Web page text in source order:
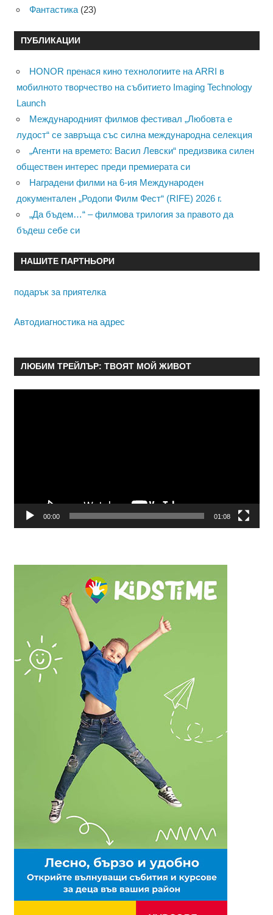
Фантастика (23)
ПУБЛИКАЦИИ
HONOR пренася кино технологиите на ARRI в
мобилното творчество на събитието Imaging Technology
Launch
Международният филмов фестивал „Любовта е
лудост“ се завръща със силна международна селекция
„Агенти на времето: Васил Левски“ предизвика силен
обществен интерес преди премиерата си
Наградени филми на 6-ия Международен
документален „Родопи Филм Фест“ (RIFE) 2026 г.
„Да бъдем…“ – филмова трилогия за правото да
бъдеш себе си
НАШИТЕ ПАРТНЬОРИ
подарък за приятелка
Автодиагностика на адрес
ЛЮБИМ ТРЕЙЛЪР: ТВОЯТ МОЙ ЖИВОТ
00:00 01:08